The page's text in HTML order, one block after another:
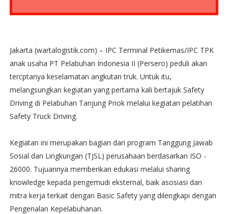
Jakarta (wartalogistik.com) – IPC Terminal Petikemas/IPC TPK
anak usaha PT Pelabuhan Indonesia II (Persero) peduli akan
tercptanya keselamatan angkutan truk. Untuk itu,
melangsungkan kegiatan yang pertama kali bertajuk Safety
Driving di Pelabuhan Tanjung Priok melalui kegiatan pelatihan
Safety Truck Driving.
Kegiatan ini merupakan bagian dari program Tanggung Jawab
Sosial dan Lingkungan (TJSL) perusahaan berdasarkan ISO -
26000. Tujuannya memberikan edukasi melalui sharing
knowledge kepada pengemudi eksternal, baik asosiasi dan
mitra kerja terkait dengan Basic Safety yang dilengkapi dengan
Pengenalan Kepelabuhanan.